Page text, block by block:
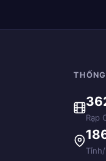
Rạp